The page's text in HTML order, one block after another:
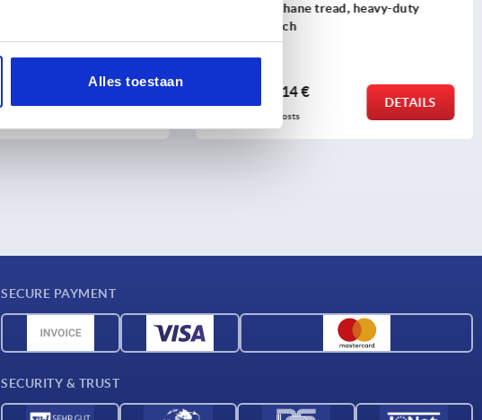
Alles toestaan
DETAILS
with Extrathane tread, heavy-duty
version - inch
115,14 €
plus sales tax
plus shipping costs
DETAILS
SECURE PAYMENT
SECURITY & TRUST